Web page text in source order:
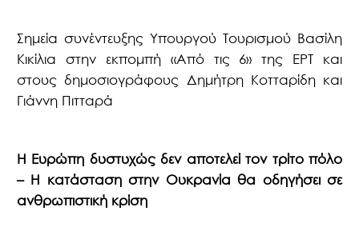
Σημεία συνέντευξης Υπουργού Τουρισμού Βασίλη
Κικίλια στην εκπομπή «Από τις 6» της ΕΡΤ και
στους δημοσιογράφους Δημήτρη Κοτταρίδη και
Γιάννη Πιτταρά
Η Ευρώπη δυστυχώς δεν αποτελεί τον τρίτο πόλο
– Η κατάσταση στην Ουκρανία θα οδηγήσει σε
ανθρωπιστική κρίση